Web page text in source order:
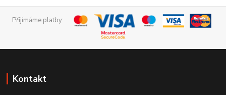
Přijímáme platby:
Kontakt